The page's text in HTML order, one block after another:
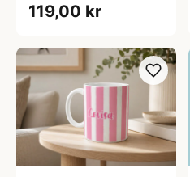
119,00 kr